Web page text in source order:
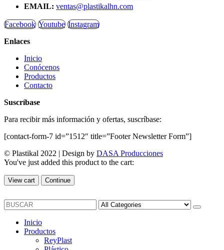
EMAIL: ventas@plastikalhn.com
Facebook Youtube Instagram
Enlaces
Inicio
Conócenos
Productos
Contacto
Suscríbase
Para recibir más información y ofertas, suscríbase:
[contact-form-7 id=”1512″ title=”Footer Newsletter Form”]
© Plastikal 2022 | Design by DASA Producciones
You've just added this product to the cart:
View cart Continue
Inicio
Productos
ReyPlast